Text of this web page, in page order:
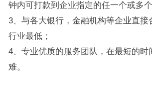
钟内可打款到企业指定的任一个或多
3、与各大银行，金融机构等企业直接
行业最低；
4、专业优质的服务团队，在最短的时
难。